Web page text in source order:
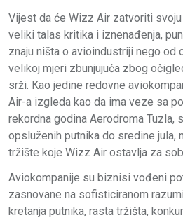
Vijest da će Wizz Air zatvoriti
veliki talas kritika i iznenađenja,
znaju ništa o avioindustriji nego od
velikoj mjeri zbunjujuća zbog
srži. Kao jedine redovne
Air-a izgleda kao da ima veze sa
rekordna godina Aerodroma Tuzla,
opsluženih putnika do sredine jula,
tržište koje Wizz Air ostavlja za
Aviokompanije su biznisi vođeni
zasnovane na sofisticiranom
kretanja putnika, rasta tržišta,